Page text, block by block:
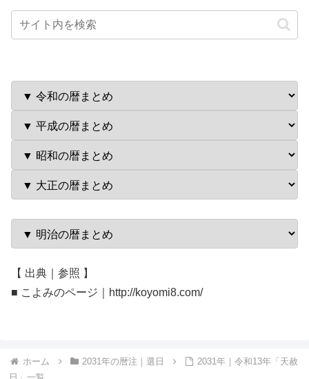
【 出典｜参照 】
■ こよみのページ｜http://koyomi8.com/
ホーム 2031年の暦注｜選日
2031年｜令和13年「天赦